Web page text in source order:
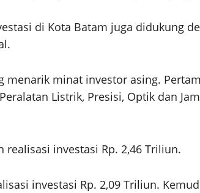
di Kota Batam juga didukung
menarik minat investor asing.
Listrik, Presisi, Optik dan
realisasi investasi Rp. 2,46 Triliun.
investasi Rp. 2,09 Triliun.